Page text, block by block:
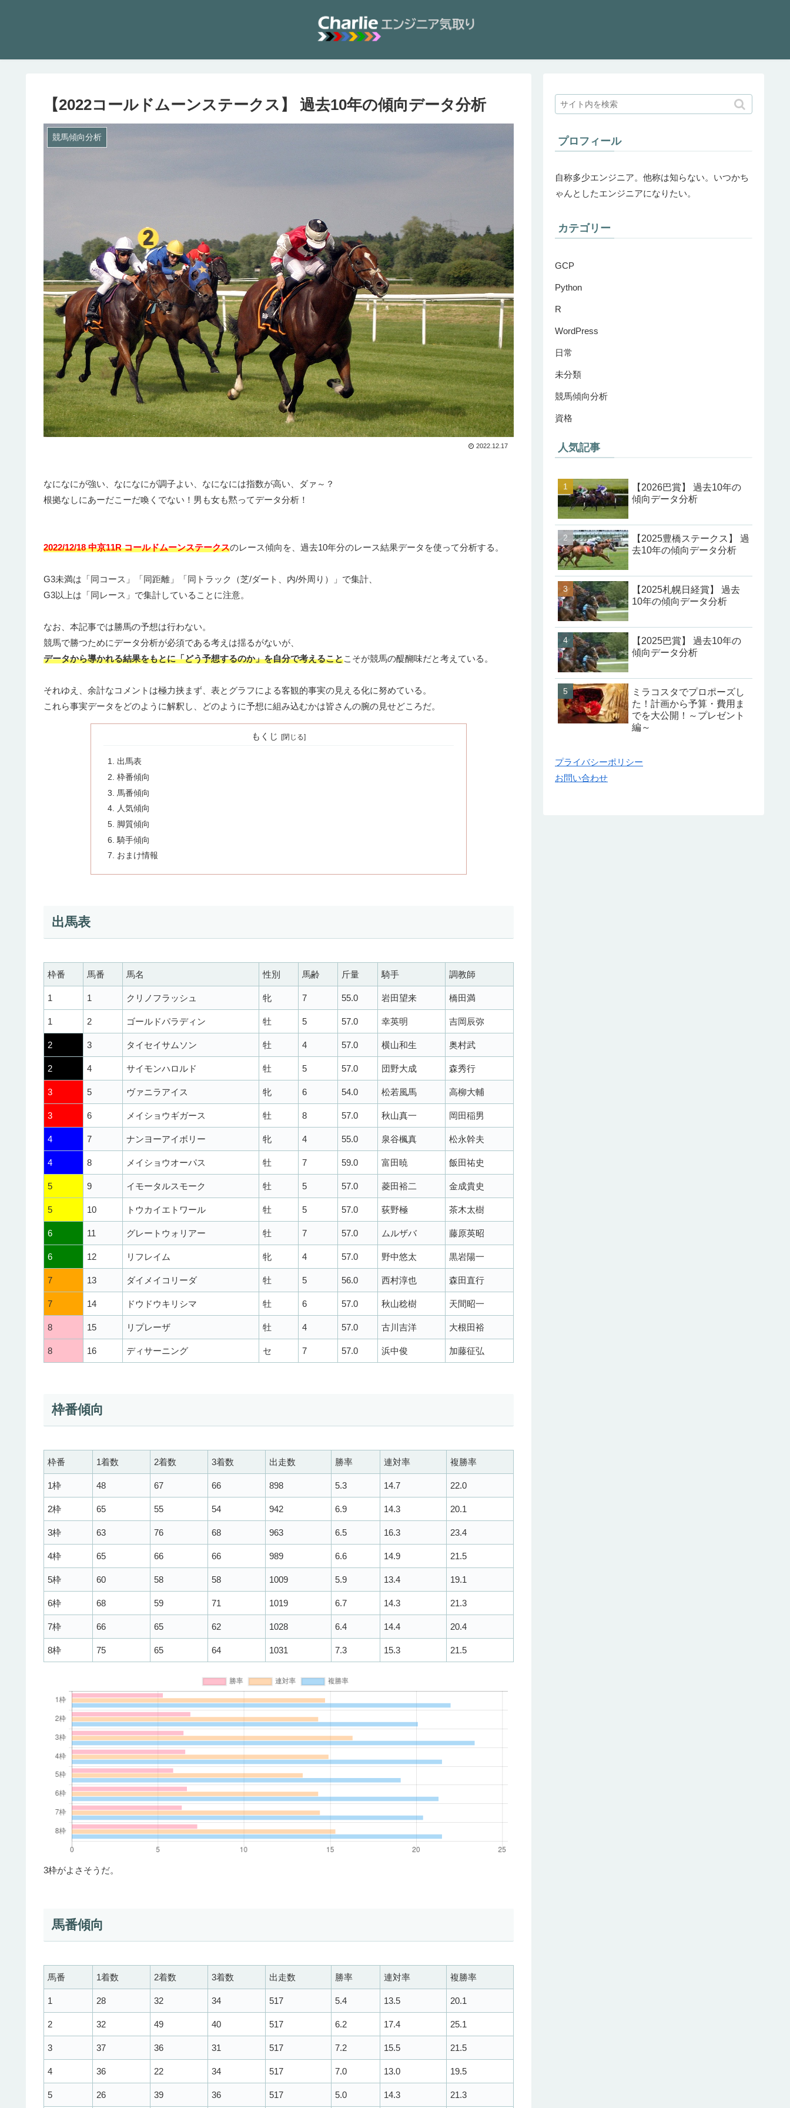
【2022コールドムーンステークス】 過去10年の傾向データ分析
競馬傾向分析
2022.12.17
なになにが強い、なになにが調子よい、なになには指数が高い、ダァ～？
根拠なしにあーだこーだ喚くでない！男も女も黙ってデータ分析！
2022/12/18 中京11R コールドムーンステークスのレース傾向を、過去10年分のレース結果データを使って分析する。
G3未満は「同コース」「同距離」「同トラック（芝/ダート、内/外周り）」で集計、
G3以上は「同レース」で集計していることに注意。
なお、本記事では勝馬の予想は行わない。
競馬で勝つためにデータ分析が必須である考えは揺るがないが、
データから導かれる結果をもとに「どう予想するのか」を自分で考えることこそが競馬の醍醐味だと考えている。
それゆえ、余計なコメントは極力挟まず、表とグラフによる客観的事実の見える化に努めている。
これら事実データをどのように解釈し、どのように予想に組み込むかは皆さんの腕の見せどころだ。
もくじ
出馬表
枠番傾向
馬番傾向
人気傾向
脚質傾向
騎手傾向
おまけ情報
出馬表
枠番 馬番 馬名 性別 馬齢 斤量 騎手 調教師
1 1 クリノフラッシュ 牝 7 55.0 岩田望来 橋田満
1 2 ゴールドパラディン 牡 5 57.0 幸英明 吉岡辰弥
2 3 タイセイサムソン 牡 4 57.0 横山和生 奥村武
2 4 サイモンハロルド 牡 5 57.0 団野大成 森秀行
3 5 ヴァニラアイス 牝 6 54.0 松若風馬 高柳大輔
3 6 メイショウギガース 牡 8 57.0 秋山真一 岡田稲男
4 7 ナンヨーアイボリー 牝 4 55.0 泉谷楓真 松永幹夫
4 8 メイショウオーパス 牡 7 59.0 富田暁 飯田祐史
5 9 イモータルスモーク 牡 5 57.0 菱田裕二 金成貴史
5 10 トウカイエトワール 牡 5 57.0 荻野極 茶木太樹
6 11 グレートウォリアー 牡 7 57.0 ムルザバ 藤原英昭
6 12 リフレイム 牝 4 57.0 野中悠太 黒岩陽一
7 13 ダイメイコリーダ 牡 5 56.0 西村淳也 森田直行
7 14 ドウドウキリシマ 牡 6 57.0 秋山稔樹 天間昭一
8 15 リプレーザ 牡 4 57.0 古川吉洋 大根田裕
8 16 ディサーニング セ 7 57.0 浜中俊 加藤征弘
枠番傾向
枠番 1着数 2着数 3着数 出走数 勝率 連対率 複勝率
1枠 48 67 66 898 5.3 14.7 22.0
2枠 65 55 54 942 6.9 14.3 20.1
3枠 63 76 68 963 6.5 16.3 23.4
4枠 65 66 66 989 6.6 14.9 21.5
5枠 60 58 58 1009 5.9 13.4 19.1
6枠 68 59 71 1019 6.7 14.3 21.3
7枠 66 65 62 1028 6.4 14.4 20.4
8枠 75 65 64 1031 7.3 15.3 21.5
3枠がよさそうだ。
馬番傾向
馬番 1着数 2着数 3着数 出走数 勝率 連対率 複勝率
1 28 32 34 517 5.4 13.5 20.1
2 32 49 40 517 6.2 17.4 25.1
3 37 36 31 517 7.2 15.5 21.5
4 36 22 34 517 7.0 13.0 19.5
5 26 39 36 517 5.0 14.3 21.3
プロフィール
自称多少エンジニア。他称は知らない。いつかち
ゃんとしたエンジニアになりたい。
カテゴリー
GCP
Python
R
WordPress
日常
未分類
競馬傾向分析
資格
人気記事
【2026巴賞】 過去10年の
傾向データ分析
【2025豊橋ステークス】 過
去10年の傾向データ分析
【2025札幌日経賞】 過去
10年の傾向データ分析
【2025巴賞】 過去10年の
傾向データ分析
ミラコスタでプロポーズし
た！計画から予算・費用ま
でを大公開！～プレゼント
編～
プライバシーポリシー
お問い合わせ